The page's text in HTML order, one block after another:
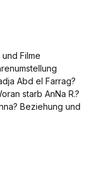
Filme
Abd el Farrag?
starb AnNa R.?
Beziehung und